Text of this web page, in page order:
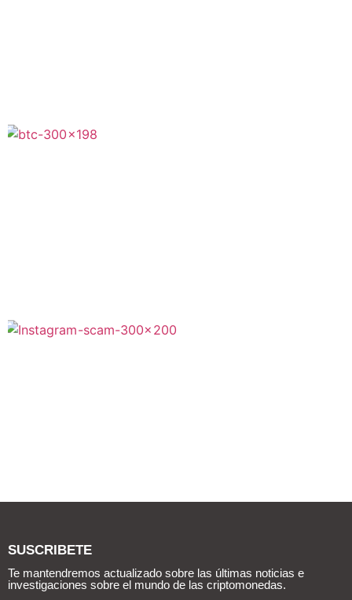
SUSCRIBETE
Te mantendremos actualizado sobre las últimas noticias e
investigaciones sobre el mundo de las criptomonedas.